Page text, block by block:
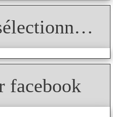
Nous avons sélectionné pour vous
facebook